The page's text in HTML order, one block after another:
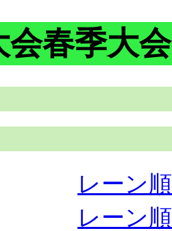
会春季大会
レーン順
レーン順